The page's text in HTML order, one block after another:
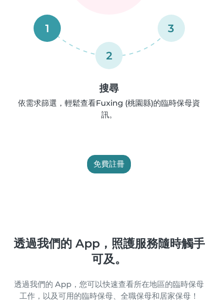
1
2
3
搜尋
依需求篩選，輕鬆查看Fuxing (桃園縣)的臨時保母資
訊。
免費註冊
透過我們的 App，照護服務隨時觸手
可及。
透過我們的 App，您可以快速查看所在地區的臨時保母
工作，以及可用的臨時保母、全職保母和居家保母！